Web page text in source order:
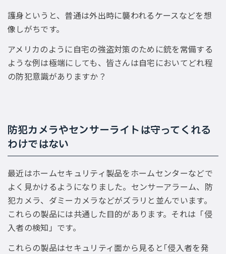
護身というと、普通は外出時に襲われるケースなどを想
像しがちです。
アメリカのように自宅の強盗対策のために銃を常備する
ような例は極端にしても、皆さんは自宅においてどれ程
の防犯意識がありますか？
防犯カメラやセンサーライトは守ってくれる
わけではない
最近はホームセキュリティ製品をホームセンターなどで
よく見かけるようになりました。センサーアラーム、防
犯カメラ、ダミーカメラなどがズラリと並んでいます。
これらの製品には共通した目的があります。それは「侵
入者の検知」です。
これらの製品はセキュリティ面から見ると｢侵入者を発